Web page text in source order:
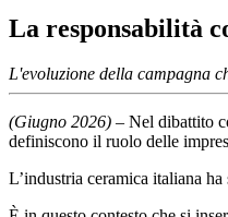
La responsabilità
L'evoluzione della campagna
(Giugno 2026) – Nel dibattito
definiscono il ruolo delle
L’industria ceramica italiana